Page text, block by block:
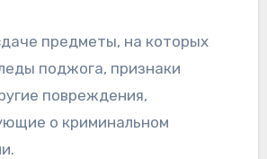
предметы, на которых
поджога, признаки
повреждения,
о криминальном